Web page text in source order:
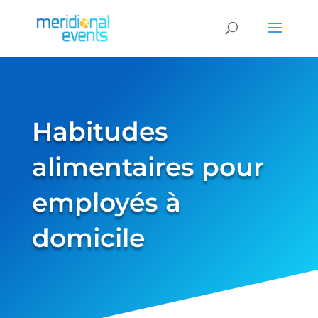
Habitudes
alimentaires pour
employés à
domicile